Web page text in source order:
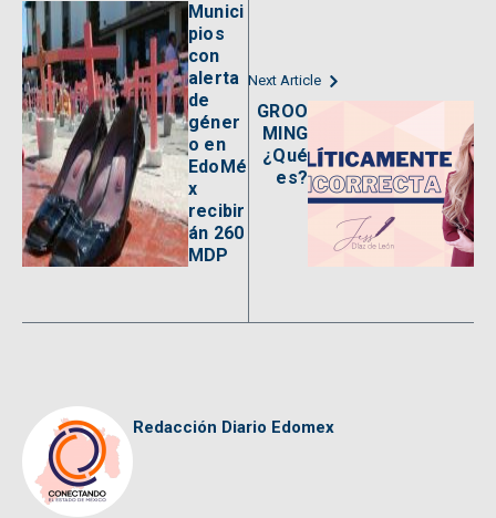
Munici
pios
con
alerta
de
géner
o en
EdoMé
x
recibir
án 260
MDP
Next Article
GROO
MING
¿Qué
es?
Redacción Diario Edomex